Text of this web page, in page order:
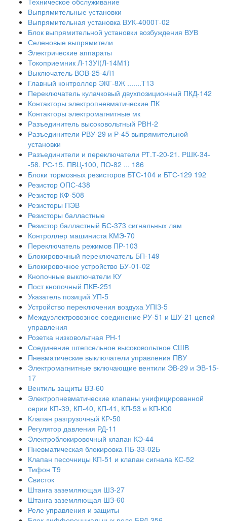
Выпрямительные установки
Выпрямительная установка ВУК-4000Т-02
Блок выпрямительной установки возбуждения ВУВ
Селеновые выпрямители
Электрические аппараты
Токоприемник Л-13УІ(Л-14М1)
Выключатель ВОВ-25-4Л1
Главный контроллер ЭКГ-8Ж .......Т13
Переключатель кулачковый двухпозиционный ПКД-142
Контакторы электропневматические ПК
Контакторы электромагнитные мк
Разъединитель высоковольтный РВН-2
Разъединители РВУ-29 и Р-45 выпрямительной
установки
Разъединители и переключатели РТ.Т-20-21. РШК-34-
-58. РС-15. ПВЦ-100, ПО-82 ... 186
Блоки тормозных резисторов БТС-104 и БТС-129 192
Резистор ОПС-438
Резистор КФ-508
Резисторы ПЭВ
Резисторы балластные
Резистор балластный БС-373 сигнальных лам
Контроллер машиниста КМЭ-70
Переключатель режимов ПР-103
Блокировочный переключатель БП-149
Блокировочное устройство БУ-01-02
Кнопочные выключатели КУ
Пост кнопочный ПКЕ-251
Указатель позиций УП-5
Устройство переключения воздуха УПІЗ-5
Междуэлектровозное соединение РУ-51 и ШУ-21 цепей
управления
Розетка низковольтная РН-1
Соединение штепсельное высоковольтное СШВ
Пневматические выключатели управления ПВУ
Электромагнитные включающие вентили ЭВ-29 и ЭВ-15-
17
Вентиль защиты ВЗ-60
Электропневматические клапаны унифицированной
серии КП-39, КП-40, КП-41, КП-53 и КП-Ю0
Клапан разгрузочный КР-50
Регулятор давления РД-11
Электроблокировочный клапан КЭ-44
Пневматическая блокировка ПБ-33-02Б
Клапан песочницы КП-51 и клапан сигнала КС-52
Тифон Т9
Свисток
Штанга заземляющая ШЗ-27
Штанга заземляющая ШЗ-60
Реле управления и защиты